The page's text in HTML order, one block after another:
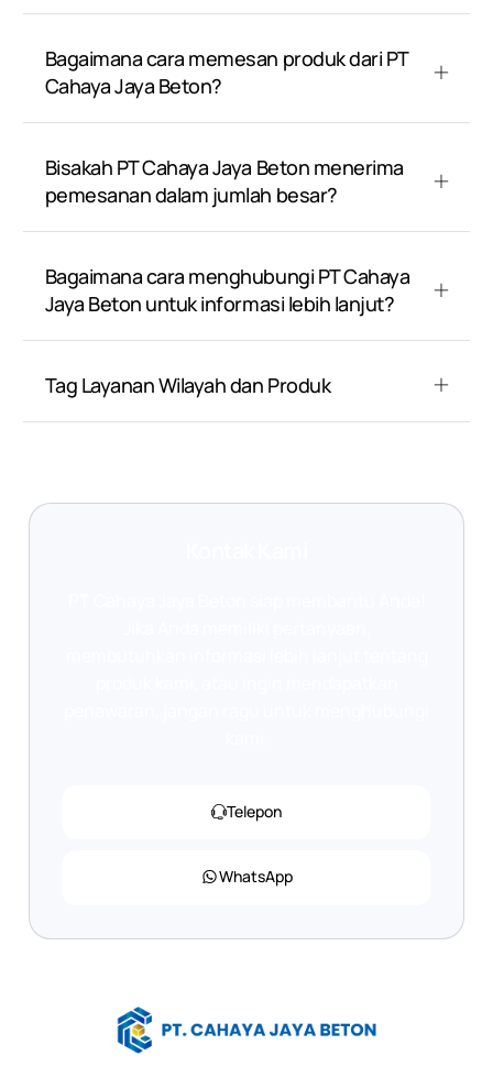
Bagaimana cara memesan produk dari PT
Cahaya Jaya Beton?
Bisakah PT Cahaya Jaya Beton menerima
pemesanan dalam jumlah besar?
Bagaimana cara menghubungi PT Cahaya
Jaya Beton untuk informasi lebih lanjut?
Tag Layanan Wilayah dan Produk
Telepon
WhatsApp